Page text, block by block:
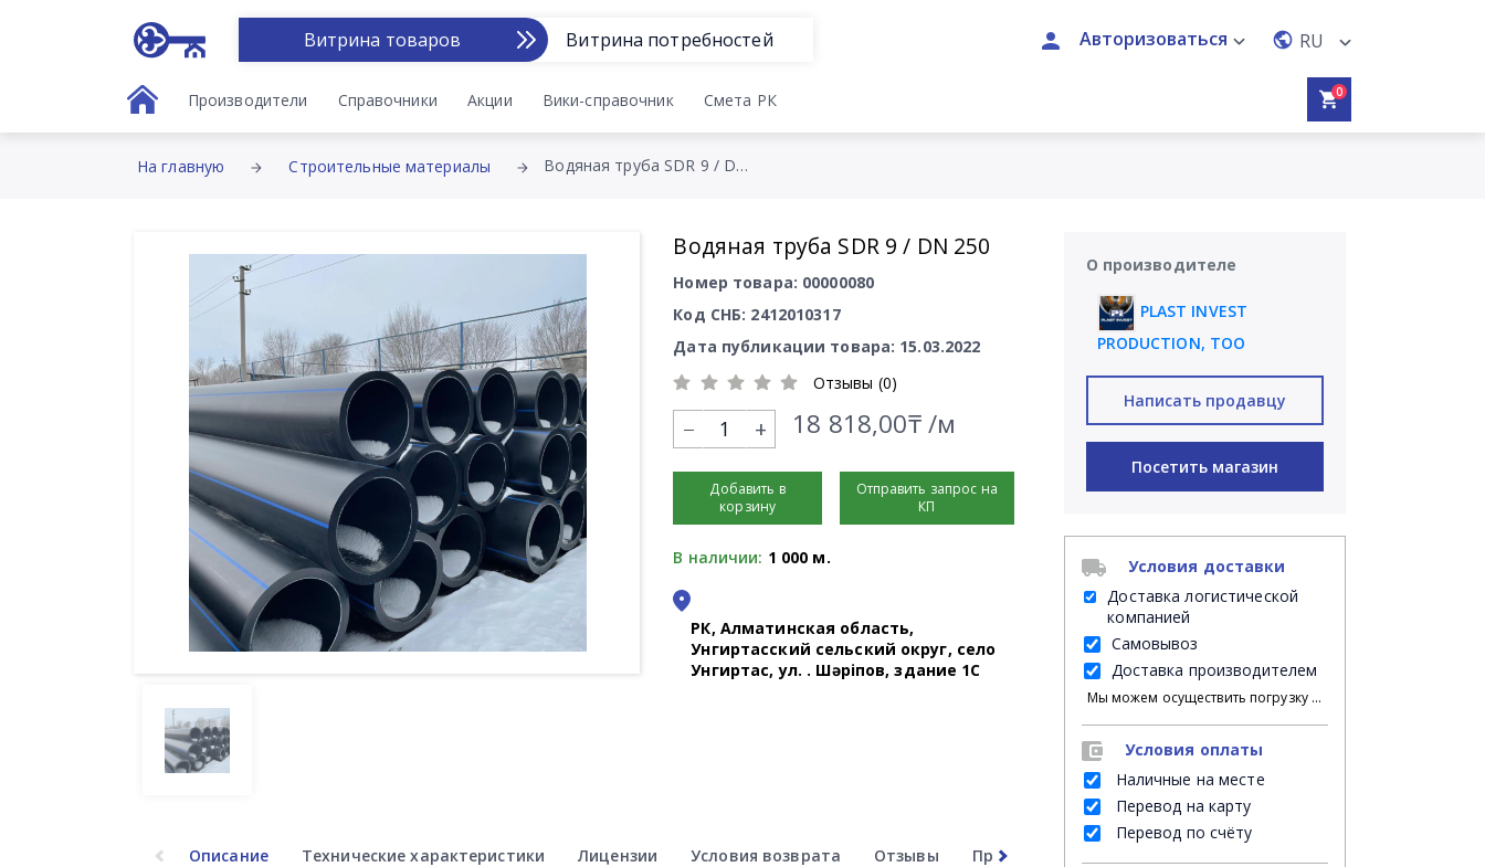
Витрина товаров Витрина потребностей Авторизоваться RU
Производители Справочники Акции Вики-справочник Смета РК 0
На главную Строительные материалы Водяная труба SDR 9 / DN 250
Водяная труба SDR 9 / DN 250
Номер товара: 00000080
Код СНБ: 2412010317
Дата публикации товара: 15.03.2022
Отзывы (0)
+ 18 818,00₸ /м
Добавить в
корзину
Отправить запрос на
КП
В наличии: 1 000 м.
РК, Алматинская область,
Унгиртасский сельский округ, село
Унгиртас, ул. Қ. Шәріпов, здание 1С
Описание Технические характеристики Лицензии Условия возврата Отзывы Прочее
О производителе
PLAST INVEST
PRODUCTION, ТОО
Написать продавцу
Посетить магазин
Условия доставки
Доставка логистической
компанией
Самовывоз
Доставка производителем
Мы можем осуществить погрузку продукции своими силами на Ваш личный транспорт либо на автомашину нанятой Вами транспортной компании; либо мы можем оказать услугу платной доставки на указанное Вами место доставки, при этом, разгрузку с автомашины в месте доставки осуществляет указанный Вами грузополучатель.
Условия оплаты
Наличные на месте
Перевод на карту
Перевод по счёту